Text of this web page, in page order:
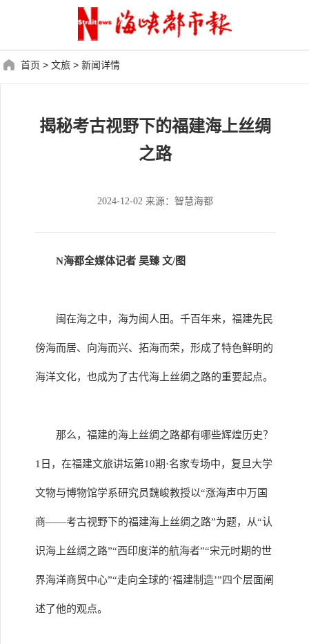
首页 > 文旅 > 新闻详情
揭秘考古视野下的福建海上丝绸
之路
2024-12-02 来源：智慧海都
N海都全媒体记者 吴臻 文/图
闽在海之中，海为闽人田。千百年来，福建先民
傍海而居、向海而兴、拓海而荣，形成了特色鲜明的
海洋文化，也成为了古代海上丝绸之路的重要起点。
那么，福建的海上丝绸之路都有哪些辉煌历史？
1日，在福建文旅讲坛第10期·名家专场中，复旦大学
文物与博物馆学系研究员魏峻教授以“涨海声中万国
商——考古视野下的福建海上丝绸之路”为题，从“认
识海上丝绸之路”“西印度洋的航海者”“宋元时期的世
界海洋商贸中心”“走向全球的‘福建制造’”四个层面阐
述了他的观点。